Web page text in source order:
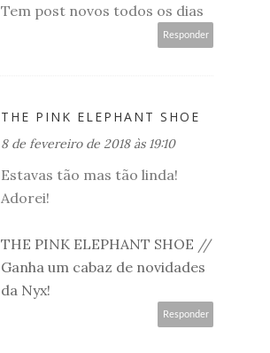
Tem post novos todos os dias
Responder
THE PINK ELEPHANT SHOE
8 de fevereiro de 2018 às 19:10
Estavas tão mas tão linda!
Adorei!
THE PINK ELEPHANT SHOE //
Ganha um cabaz de novidades
da Nyx!
Responder